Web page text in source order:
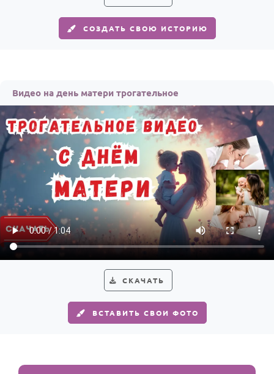
СОЗДАТЬ СВОЮ ИСТОРИЮ
Видео на день матери трогательное
СКАЧАТЬ
ВСТАВИТЬ СВОИ ФОТО